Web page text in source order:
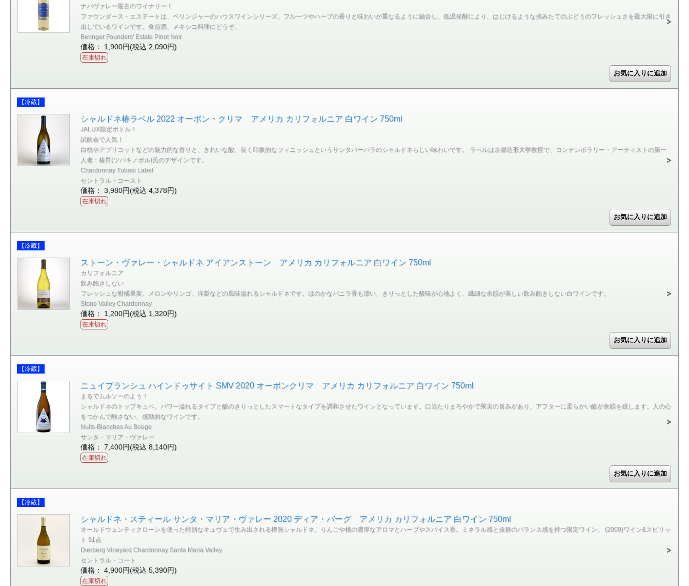
ナパヴァレー最古のワイナリー！
ファウンダース・エステートは、ベリンジャーのハウスワインシリーズ。フルーツやハーブの香りと味わいが重なるように融合し、低温発酵により、はじけるような摘みたてのぶどうのフレッシュさを最大限に引き
出しているワインです。食前酒、メキシコ料理にどうぞ。
Beringer Founders' Estate Pinot Noir
価格： 1,900円(税込 2,090円)
在庫切れ
【冷蔵】
シャルドネ椿ラベル 2022 オーボン・クリマ アメリカ カリフォルニア 白ワイン 750ml
JALUX限定ボトル！
試飲会で人気！
白桃やアプリコットなどの魅力的な香りと、きれいな酸、長く印象的なフィニッシュというサンタバーバラのシャルドネらしい味わいです。 ラベルは京都造形大学教授で、コンテンポラリー・アーティストの第一
人者：椿昇(ツバキノボル)氏のデザインです。
Chardonnay Tubaki Label
セントラル・コースト
価格： 3,980円(税込 4,378円)
在庫切れ
【冷蔵】
ストーン・ヴァレー・シャルドネ アイアンストーン アメリカ カリフォルニア 白ワイン 750ml
カリフォルニア
飲み飽きしない
フレッシュな柑橘果実、メロンやリンゴ、洋梨などの風味溢れるシャルドネです。ほのかなバニラ香も漂い、きりっとした酸味が心地よく、繊細な余韻が美しい飲み飽きしない白ワインです。
Stone Valley Chardonnay
価格： 1,200円(税込 1,320円)
在庫切れ
【冷蔵】
ニュイブランシュ ハインドゥサイト SMV 2020 オーボンクリマ アメリカ カリフォルニア 白ワイン 750ml
まるでムルソーのよう！
シャルドネのトップキュベ。パワー溢れるタイプと酸のきりっとしたスマートなタイプを調和させたワインとなっています。口当たりまろやかで果実の旨みがあり、アフターに柔らかい酸が余韻を残します。人の心
をつかんで離さない、感動的なワインです。
Nuits-Blanches Au Bouge
サンタ・マリア・ヴァレー
価格： 7,400円(税込 8,140円)
在庫切れ
【冷蔵】
シャルドネ・スティール サンタ・マリア・ヴァレー 2020 ディア・バーグ アメリカ カリフォルニア 白ワイン 750ml
オールドウェンティクローンを使った特別なキュヴェで生み出される樽無シャルドネ。りんごや桃の濃厚なアロマとハーブやスパイス香。ミネラル感と抜群のバランス感を持つ限定ワイン。 (2009)ワイン&スピリッ
ト 91点
Dierberg Vineyard Chardonnay Santa Maria Valley
セントラル・コート
価格： 4,900円(税込 5,390円)
在庫切れ